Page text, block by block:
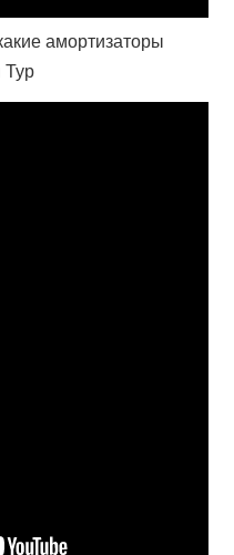
амортизаторы
Тур